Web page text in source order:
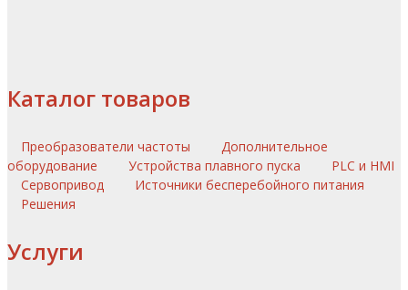
Каталог товаров
Преобразователи частоты
Дополнительное
оборудование
Устройства плавного пуска
PLC и HMI
Сервопривод
Источники бесперебойного питания
Решения
Услуги